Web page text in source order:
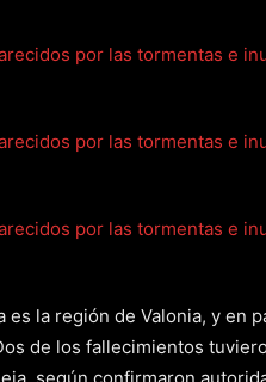
es la región de Valonia, y en
de los fallecimientos